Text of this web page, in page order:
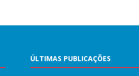
ÚLTIMAS PUBLICAÇÕES